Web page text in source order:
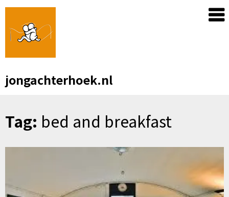
Skip
content
jongachterhoek.nl
Tag: bed and breakfast